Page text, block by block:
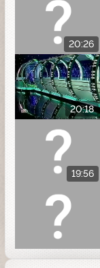
20:26
20:18
19:56